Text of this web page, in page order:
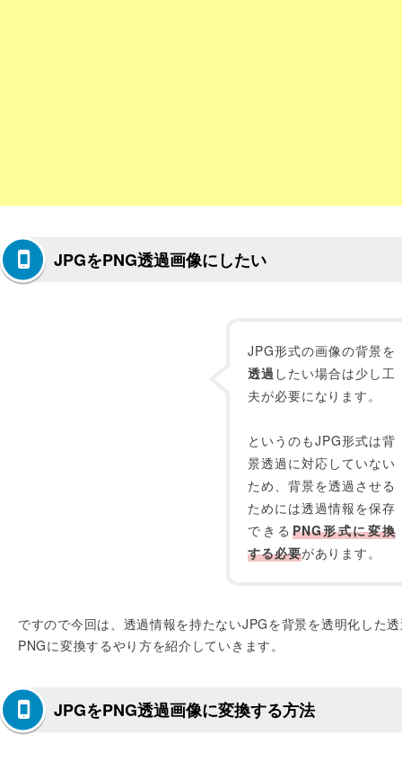
JPGをPNG透過画像にしたい
JPG形式の画像の背景を
透過 したい場合は少し工
夫が必要になります。
というのもJPG形式は背
景透過に対応していない
ため、背景を透過させる
ためには透過情報を保存
できる PNG形式に変換
する必要があります。
ですので今回は、透過情報を持たないJPGを背景を透明化した
PNGに変換するやり方を紹介していきます。
JPGをPNG透過画像に変換する方法